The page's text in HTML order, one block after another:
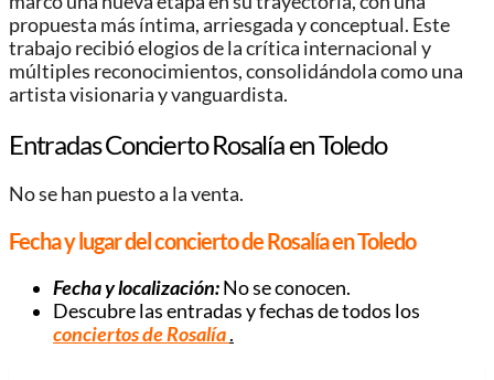
propuesta más íntima, arriesgada y conceptual. Este
trabajo recibió elogios de la crítica internacional y
múltiples reconocimientos, consolidándola como una
artista visionaria y vanguardista.
Entradas Concierto Rosalía en Toledo
No se han puesto a la venta.
Fecha y lugar del concierto de Rosalía en Toledo
Fecha y localización:No se conocen.
Descubre las entradas y fechas de todos los
conciertos de Rosalía.